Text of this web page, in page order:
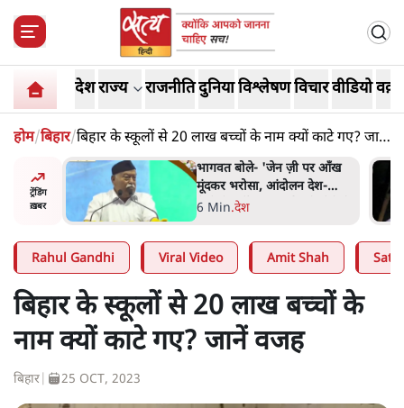
देशराज्य राजनीतिदुनियाविश्लेषणविचारवीडियो
होम/बिहार/बिहार के स्कूलों से 20 लाख बच्चों के नाम क्यों काटे गए? जानें
वजह
ट्रेंडिंग
ख़बर
पर आँख
बोले थे-
अतीक अहमद के बेटे अबान अहमद
की सड़क हादसे में मौत, जेल में बंद
भाई से मिलने जा रहे थे
5 Min.उत्तर प्रदेश
Rahul Gandhi Viral Video Amit Shah
बिहार के स्कूलों से 20 लाख बच्चों के
नाम क्यों काटे गए? जानें वजह
बिहार 25 OCT, 2023